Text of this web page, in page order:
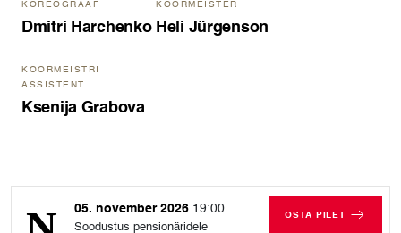
KOREOGRAAF
Dmitri Harchenko
KOORMEISTER
Heli Jürgenson
KOORMEISTRI
ASSISTENT
Ksenija Grabova
05. november 2026 19:00
Soodustus pensionäridele
OSTA PILET